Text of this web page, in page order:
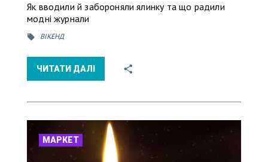
Як вводили й забороняли ялинку та що радили
модні журнали
ВІКЕНД
ЧИТАТИ ДАЛІ
МАРКЕТ